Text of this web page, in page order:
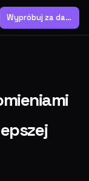
Wypróbuj za darmo